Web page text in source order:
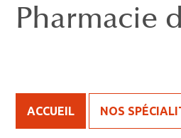
Pharmacie
ACCUEIL NOS